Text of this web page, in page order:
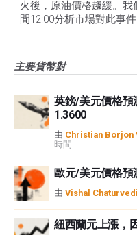
火後，原油價格趨緩。
間12:00分析市場對此事
主要貨幣對
英鎊/美元價格預
1.3600
由 Christian Borjon
時間
歐元/美元價格預
由 Vishal Chaturvedi
紐西蘭元上漲，